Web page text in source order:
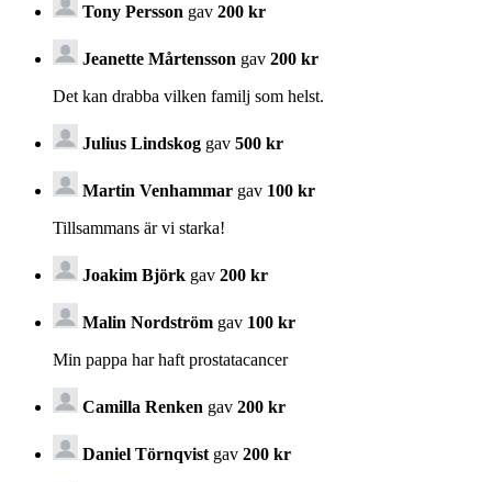
Tony Persson gav 200 kr
Jeanette Mårtensson gav 200 kr
Det kan drabba vilken familj som helst.
Julius Lindskog gav 500 kr
Martin Venhammar gav 100 kr
Tillsammans är vi starka!
Joakim Björk gav 200 kr
Malin Nordström gav 100 kr
Min pappa har haft prostatacancer
Camilla Renken gav 200 kr
Daniel Törnqvist gav 200 kr